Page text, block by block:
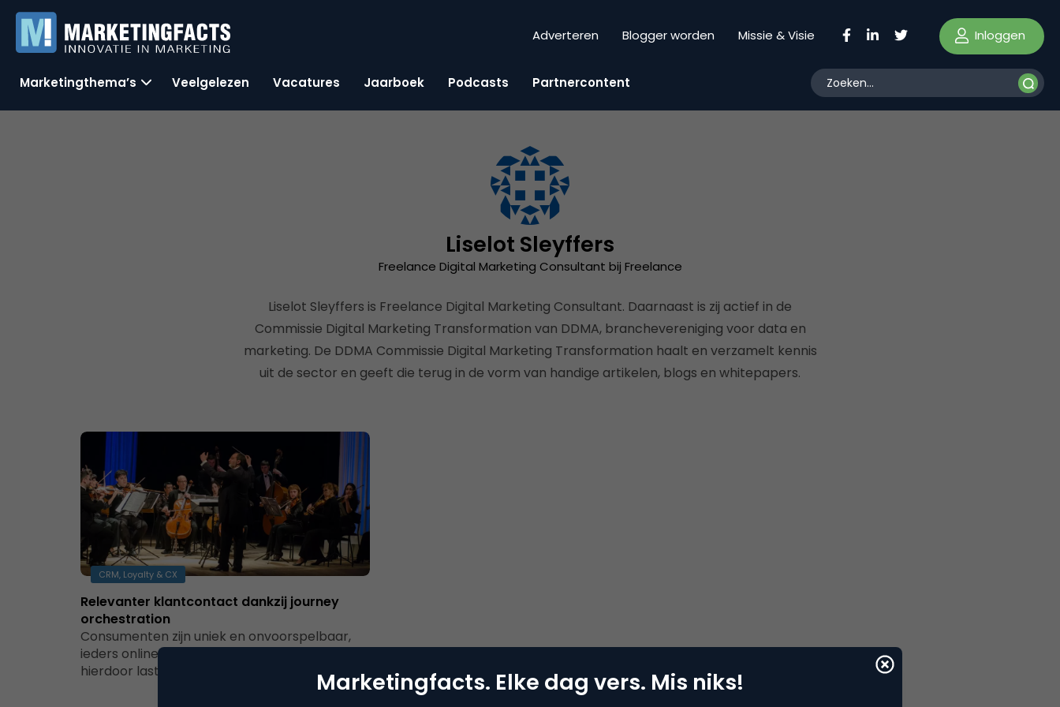
Adverteren Blogger worden Missie & Visie Inloggen
Marketingthema’s Veelgelezen Vacatures Jaarboek Podcasts Partnercontent
Liselot Sleyffers
Freelance Digital Marketing Consultant bij Freelance
Liselot Sleyffers is Freelance Digital Marketing Consultant. Daarnaast is zij actief in de
Commissie Digital Marketing Transformation van DDMA, branchevereniging voor data en
marketing. De DDMA Commissie Digital Marketing Transformation haalt en verzamelt kennis
uit de sector en geeft die terug in de vorm van handige artikelen, blogs en whitepapers.
CRM, Loyalty & CX
Relevanter klantcontact dankzij journey
orchestration
Consumenten zijn uniek en onvoorspelbaar,
ieders online gedrag en journeys zijn anders en
hierdoor lastig te volgen of zelfs te…
Marketingfacts. Elke dag vers. Mis niks!